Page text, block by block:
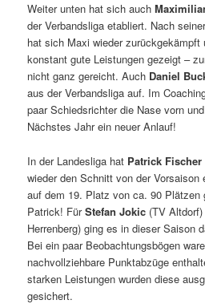
Weiter unten hat sich auch
der Verbandsliga etabliert. Nach
hat sich Maxi wieder zurückgekämpft
konstant gute Leistungen gezeigt –
nicht ganz gereicht. Auch Daniel
aus der Verbandsliga auf. Im
paar Schiedsrichter die Nase vorn
Nächstes Jahr ein neuer Anlauf!
In der Landesliga hat Patrick Fischer
wieder den Schnitt von der
auf dem 19. Platz von ca. 90 Plätzen
Patrick! FürStefan Jokic (TV
Herrenberg) ging es in dieser Saison
Bei ein paar Beobachtungsbögen
nachvollziehbare Punktabzüge
starken Leistungen wurden diese
gesichert.